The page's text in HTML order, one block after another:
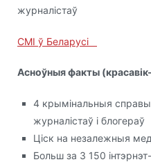
журналістаў
СМІ ў Беларусі
Асноўныя факты
4 крымінальныя
журналістаў і блогераў
Ціск на незалежныя
Больш за 3 150